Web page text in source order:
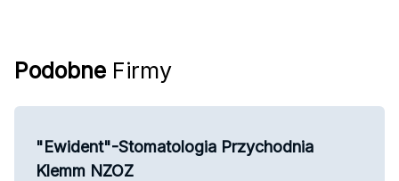
Podobne Firmy
"Ewident"-Stomatologia Przychodnia
Klemm NZOZ